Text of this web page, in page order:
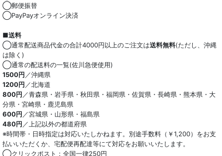
◯郵便振替
◯PayPayオンライン決済
■送料
◯通常配送商品代金の合計4000円以上のご注文は送料無料(ただし、沖縄
は除く)
◯通常の配送料の一覧(佐川急便使用)
1500円 ／沖縄県
1200円 ／北海道
800円 ／青森県・岩手県・秋田県・福岡県・佐賀県・長崎県・熊本県・大
分県・宮崎県・鹿児島県
600円 ／宮城県・山形県・福島県
480円 ／上記以外の都道府県
※時間帯・日時指定は対応いたしかねます。別途手数料（￥1,200）をお支
払いいただくか、宅配便再配達等にて対応をお願いいたします。
◯クリックポスト：全国一律250円